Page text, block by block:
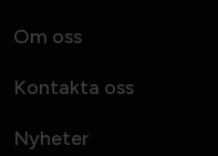
Om oss
Kontakta oss
Nyheter